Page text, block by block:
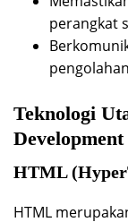
perangkat
Teknologi
Development
HTML
HTML